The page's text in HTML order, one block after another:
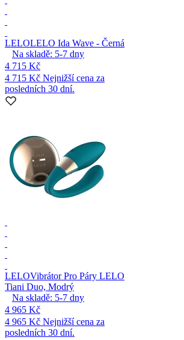
LELOLELO Ida Wave - Černá
Na skladě: 5-7 dny
4 715 Kč
4 715 Kč Nejnižší cena za
posledních 30 dní.
LELOVibrátor Pro Páry LELO
Tiani Duo, Modrý
Na skladě: 5-7 dny
4 965 Kč
4 965 Kč Nejnižší cena za
posledních 30 dní.